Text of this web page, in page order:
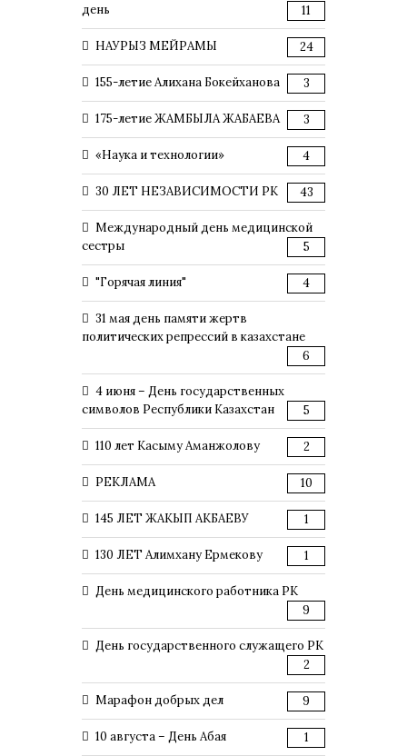
день
11
НАУРЫЗ МЕЙРАМЫ 24
155-летие Алихана Бокейханова 3
175-летие ЖАМБЫЛА ЖАБАЕВА 3
«Наука и технологии» 4
30 ЛЕТ НЕЗАВИСИМОСТИ РК 43
Международный день медицинской
сестры
5
"Горячая линия" 4
31 мая день памяти жертв
политических репрессий в казахстане
6
4 июня – День государственных
символов Республики Казахстан
5
110 лет Касыму Аманжолову 2
РЕКЛАМА 10
145 ЛЕТ ЖАКЫП АКБАЕВУ 1
130 ЛЕТ Алимхану Ермекову 1
День медицинского работника РК
9
День государственного служащего РК
2
Марафон добрых дел 9
10 августа – День Абая 1